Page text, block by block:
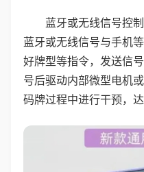
蓝牙或无线信号控
蓝牙或无线信号与手机
好牌型等指令，发送信
号后驱动内部微型电机
码牌过程中进行干预，达